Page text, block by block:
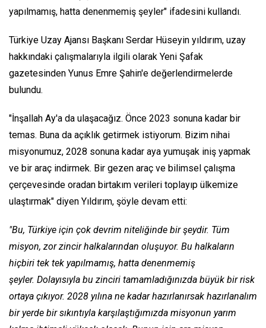
yapılmamış, hatta denenmemiş şeyler" ifadesini kullandı.
Türkiye Uzay Ajansı Başkanı Serdar Hüseyin yıldırım, uzay
hakkındaki çalışmalarıyla ilgili olarak Yeni Şafak
gazetesinden Yunus Emre Şahin'e değerlendirmelerde
bulundu.
"İnşallah Ay'a da ulaşacağız. Önce 2023 sonuna kadar bir
temas. Buna da açıklık getirmek istiyorum. Bizim nihai
misyonumuz, 2028 sonuna kadar aya yumuşak iniş yapmak
ve bir araç indirmek. Bir gezen araç ve bilimsel çalışma
çerçevesinde oradan birtakım verileri toplayıp ülkemize
ulaştırmak" diyen Yıldırım, şöyle devam etti:
"Bu, Türkiye için çok devrim niteliğinde bir şeydir. Tüm
misyon, zor zincir halkalarından oluşuyor. Bu halkaların
hiçbiri tek tek yapılmamış, hatta denenmemiş
şeyler. Dolayısıyla bu zinciri tamamladığınızda büyük bir risk
ortaya çıkıyor. 2028 yılına ne kadar hazırlanırsak hazırlanalım
bir yerde bir sıkıntıyla karşılaştığımızda misyonun yarım